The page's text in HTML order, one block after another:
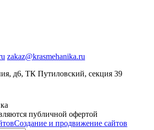
zakaz@krasmehanika.ru
д6, ТК Путиловский, секция 39
публичной офертой
Создание и продвижение сайтов